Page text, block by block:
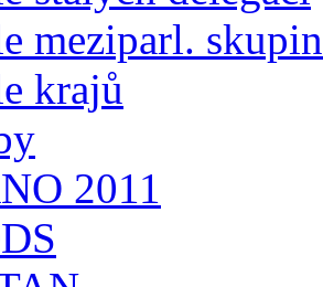
meziparl. skupin
krajů
2011